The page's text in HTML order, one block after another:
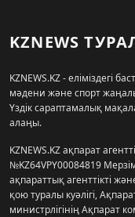
KZNEWS
KZNEWS.KZ - еліміздегі
мәдени және спорт
Үздік сараптамалық
алаңы.
KZNEWS.KZ ақпарат
№KZ64VPY00084819
ақпараттық агенттікті
қою туралы куәлігі,
министрлігінің Ақпарат